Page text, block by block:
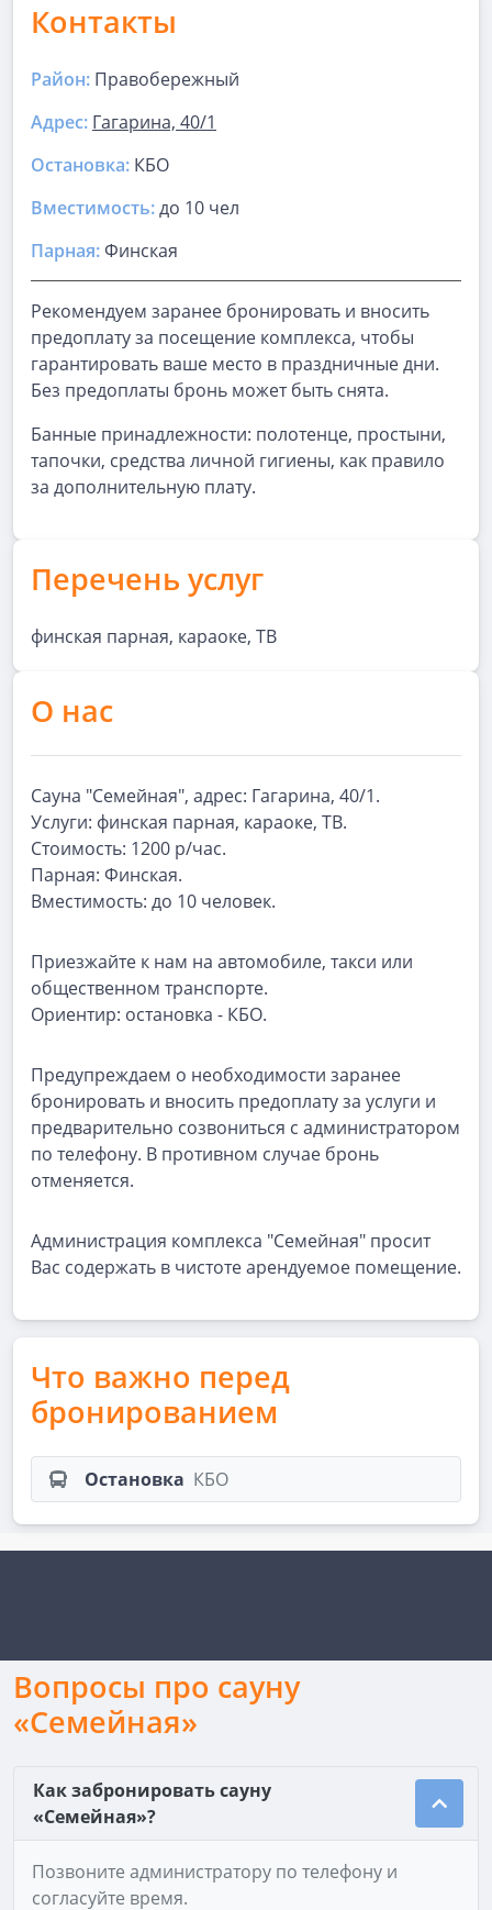
Контакты
Район: Правобережный
Адрес: Гагарина, 40/1
Остановка: КБО
Вместимость:до 10 чел
Парная:Финская
Рекомендуем заранее бронировать и вносить
предоплату за посещение комплекса, чтобы
гарантировать ваше место в праздничные дни.
Без предоплаты бронь может быть снята.
Банные принадлежности: полотенце, простыни,
тапочки, средства личной гигиены, как правило
за дополнительную плату.
Перечень услуг
финская парная, караоке, ТВ
О нас
Сауна "Семейная", адрес: Гагарина, 40/1.
Услуги: финская парная, караоке, ТВ.
Стоимость: 1200 р/час.
Парная: Финская.
Вместимость: до 10 человек.
Приезжайте к нам на автомобиле, такси или
общественном транспорте.
Ориентир: остановка - КБО.
Предупреждаем о необходимости заранее
бронировать и вносить предоплату за услуги и
предварительно созвониться с администратором
по телефону. В противном случае бронь
отменяется.
Администрация комплекса "Семейная" просит
Вас содержать в чистоте арендуемое помещение.
Что важно перед
бронированием
Остановка КБО
Вопросы про сауну
«Семейная»
Как забронировать сауну
«Семейная»?
Позвоните администратору по телефону и
согласуйте время.